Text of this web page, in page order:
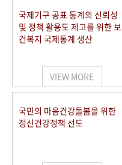
국제기구 공표 통계의 신뢰성
및 정책 활용도 제고를 위한 보
건복지 국제통계 생산
VIEW MORE
국민의 마음건강돌봄을 위한
정신건강정책 선도